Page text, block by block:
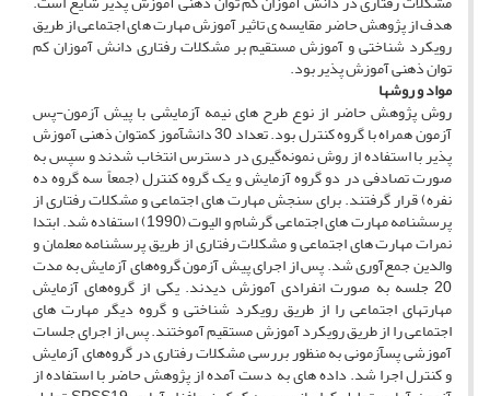
هدف از پژوهش حاضر مقایسه ‏ی تاثیر آموزش مهارت ‏های اجتماعی از طریق
رویکرد شناختی و آموزش مستقیم بر مشکلات رفتاری دانش ‏آموزان کم
‏توان ذهنی آموزش ‏پذیر بود.
مواد و روش‏ها
روش پژوهش حاضر از نوع طرح‏ های نیمه­ آزمایشی با پیش‏ آزمون-پس
‏آزمون همراه با گروه کنترل بود. تعداد 30 دانش‏آموز کم‏توان ذهنی آموزش‏
پذیر با استفاده از روش نمونه‌گیری در دسترس انتخاب شدند و سپس به
صورت تصادفی در دو گروه آزمایش و یک گروه کنترل (جمعاً سه گروه ده
نفره) قرار گرفتند. برای سنجش مهارت‏ های اجتماعی و مشکلات رفتاری از
پرسش­نامه مهارت‏ های اجتماعی گرشام و الیوت (1990) استفاده شد. ابتدا
نمرات مهارت ‏های اجتماعی و مشکلات رفتاری از طریق پرسش­نامه معلمان و
والدین جمع‌آوری شد. پس از اجرای پیش ­آزمون گروه‌های آزمایش به مدت
20 جلسه به صورت انفرادی آموزش دیدند. یکی از گروه‌های آزمایش
مهارت‏های اجتماعی را از طریق رویکرد شناختی و گروه دیگر مهارت‏ های
اجتماعی را از طریق رویکرد آموزش مستقیم آموختند. پس از اجرای جلسات
آموزشی پس­آزمونی به منظور بررسی مشکلات رفتاری در گروه‌های آزمایش
و کنترل اجرا شد. داده ‏های به دست آمده از پژوهش حاضر با استفاده از